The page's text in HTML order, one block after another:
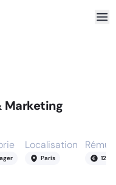
Marketing
Localisation
Paris 120